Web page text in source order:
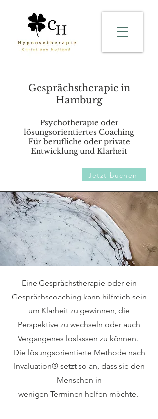
Gesprächstherapie in
Hamburg
Psychotherapie oder
lösungsorientiertes Coaching
Für berufliche oder private
Entwicklung und Klarheit
Jetzt buchen
Eine Gesprächstherapie oder ein
Gesprächscoaching kann hilfreich sein
um Klarheit zu gewinnen, die
Perspektive zu wechseln oder auch
Vergangenes loslassen zu können.
Die lösungsorientierte Methode nach
Invaluation® setzt so an, dass sie den
Menschen in
wenigen Terminen helfen möchte.